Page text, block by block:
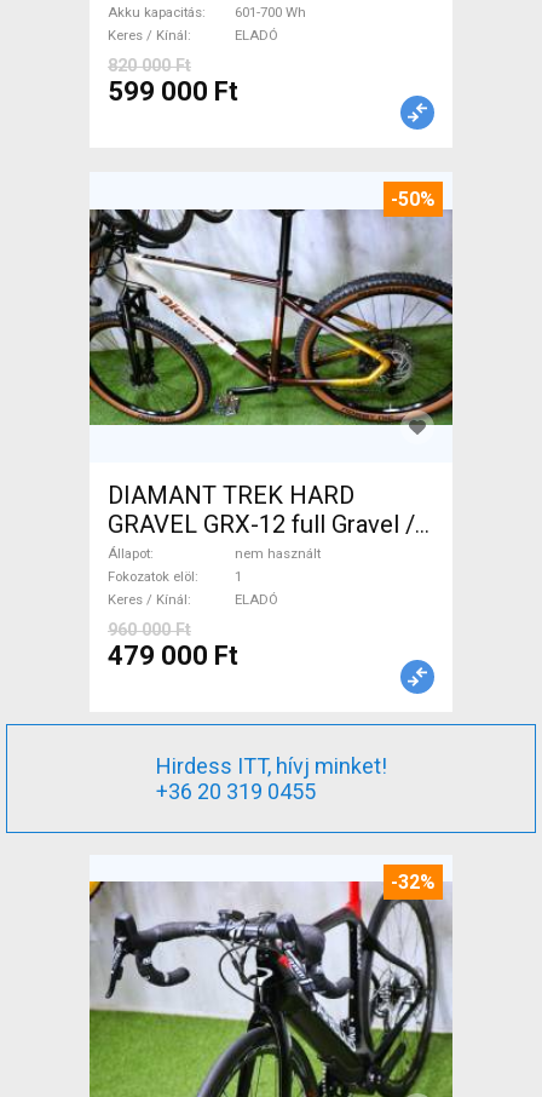
Akku kapacitás
601-700 Wh
Keres / Kínál
ELADÓ
820 000 Ft
599 000 Ft
-50%
DIAMANT TREK HARD
GRAVEL GRX-12 full Gravel /
CX tárcsafék nem használt
ELADÓ
Állapot
nem használt
Fokozatok elöl
1
Keres / Kínál
ELADÓ
960 000 Ft
479 000 Ft
Hirdess ITT, hívj minket!
+36 20 319 0455
-32%